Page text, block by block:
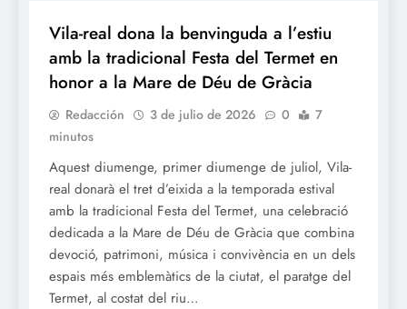
Vila-real dona la benvinguda a l’estiu
amb la tradicional Festa del Termet en
honor a la Mare de Déu de Gràcia
Redacción 3 de julio de 2026 0
7
minutos
Aquest diumenge, primer diumenge de juliol, Vila-
real donarà el tret d’eixida a la temporada estival
amb la tradicional Festa del Termet, una celebració
dedicada a la Mare de Déu de Gràcia que combina
devoció, patrimoni, música i convivència en un dels
espais més emblemàtics de la ciutat, el paratge del
Termet, al costat del riu…